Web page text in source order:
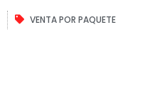
VENTA POR PAQUETE